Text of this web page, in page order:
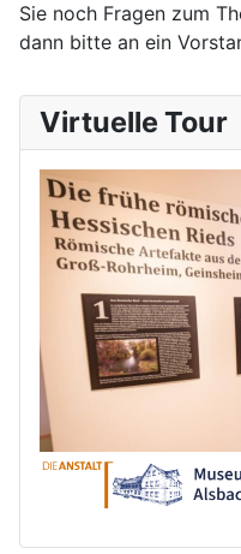
Sie noch Fragen zum
dann bitte an ein
Virtuelle Tour